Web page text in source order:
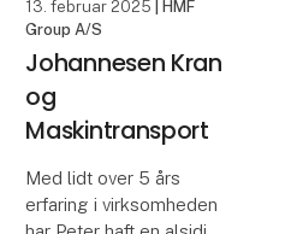
lokation på Frichsvej 35 i
Galten, hvor et
produktions
13. februar 2025
| HMF Group A/S
Ny direktør i HMF
Danmark
HMF Danmark,